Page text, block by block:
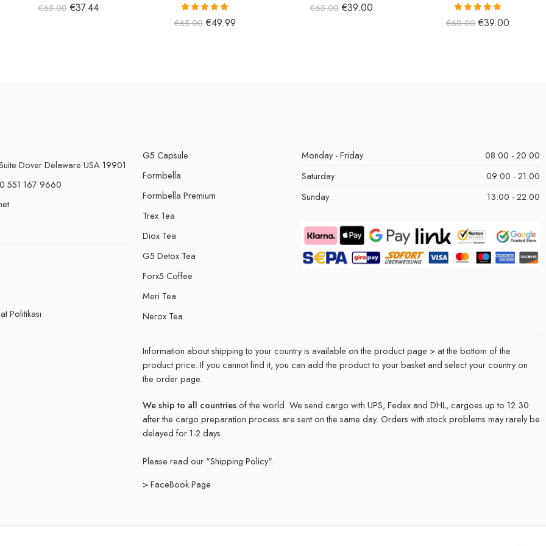
€65.00 €37.44
5 üzerinden
5.00oy aldı
€65.00 €49.99
€65.00 €39.00
5 üzerinden
5.00oy aldı
€60.00 €39.00
Dover Delaware USA 19901
551 167 9660
Politikası
G5 Capsule
Formbella
Formbella Premium
Trex Tea
Diox Tea
G5 Detox Tea
Forx5 Coffee
Meri Tea
Nerox Tea
Monday - Friday
08:00 - 20:00
Saturday
09:00 - 21:00
Sunday
13:00 - 22:00
Information about shipping to your country is available on the product page > at the bottom of the
product price. If you cannot find it, you can add the product to your basket and select your country on
the order page.
We ship to all countriesof the world. We send cargo with UPS, Fedex and DHL, cargoes up to 12:30
after the cargo preparation process are sent on the same day. Orders with stock problems may rarely be
delayed for 1-2 days.
Please read our "Shipping Policy".
> FaceBook Page